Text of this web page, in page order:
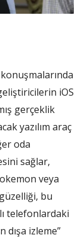
konuşmalarında
iOS
gerçeklik
yazılım araç
oda
sağlar,
veya
bu
telefonlardaki
dışa izleme”